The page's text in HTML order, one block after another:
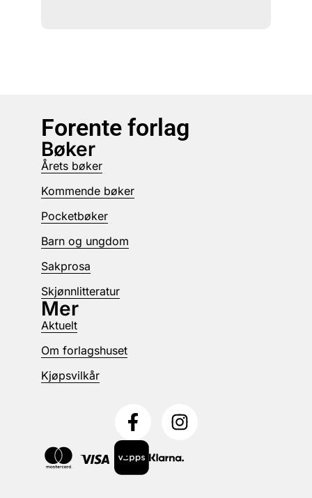
Forente forlag
Bøker
Årets bøker
Kommende bøker
Pocketbøker
Barn og ungdom
Sakprosa
Skjønnlitteratur
Mer
Aktuelt
Om forlagshuset
Kjøpsvilkår